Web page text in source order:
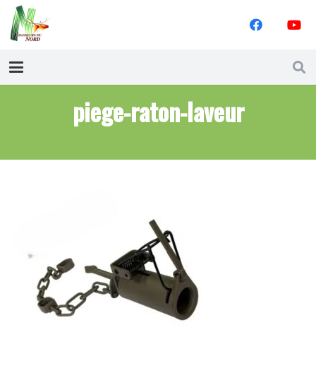
piege-raton-laveur